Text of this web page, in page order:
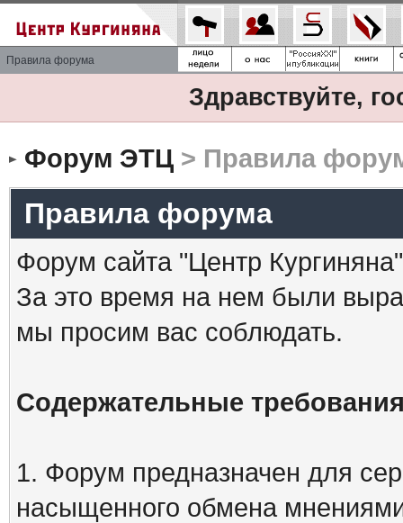
Правила форума
Здравствуйте,
Форум ЭТЦ> Правила
Правила форума
Форум сайта "Центр
За это время на нем были
мы просим вас соблюдать.
Содержательные
1. Форум предназначен для
насыщенного обмена